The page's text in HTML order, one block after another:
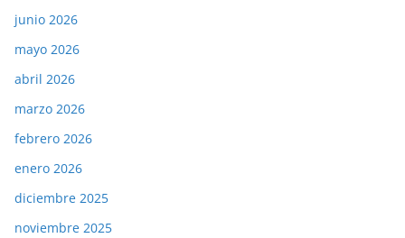
junio 2026
mayo 2026
abril 2026
marzo 2026
febrero 2026
enero 2026
diciembre 2025
noviembre 2025